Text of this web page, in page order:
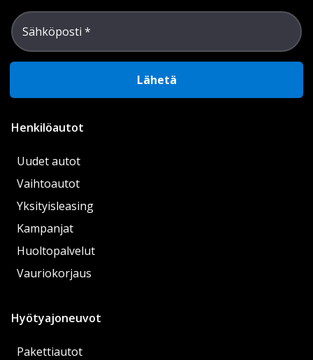
Sähköposti
Lähetä
Henkilöautot
Uudet autot
Vaihtoautot
Yksityisleasing
Kampanjat
Huoltopalvelut
Vauriokorjaus
Hyötyajoneuvot
Pakettiautot